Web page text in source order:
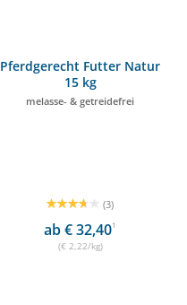
Pferdgerecht Futter Natur
15 kg
melasse- & getreidefrei
(3)
ab € 32,401
(€ 2,22/kg)